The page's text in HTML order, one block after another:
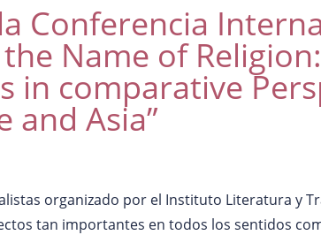
Conferencia
Name of
in comparative
and Asia”
organizado por el Instituto Literatura y
tan importantes en todos los sentidos